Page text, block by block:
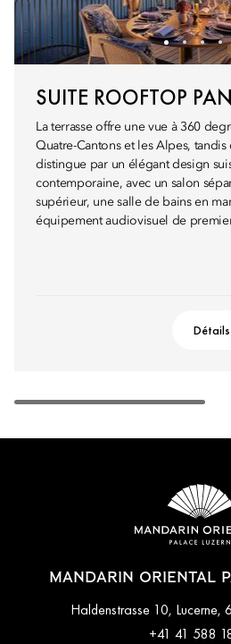
SUITE ROOFTOP
La terrasse offre une vue à 360
Quatre-Cantons et les Alpes, tandis
distingue par un élégant design
contemporaine, avec un salon
supérieur, une salle de bains en
équipement audiovisuel de
Détails
MANDARIN ORIENTAL
Haldenstrasse 10, Lucerne,
+41 41 588